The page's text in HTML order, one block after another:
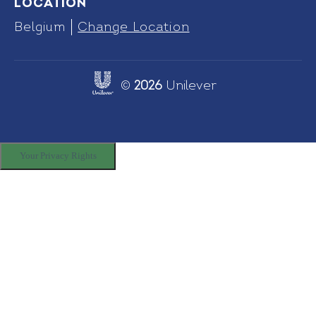
Location
Belgium
Change Location
© 2026 Unilever
Your Privacy Rights